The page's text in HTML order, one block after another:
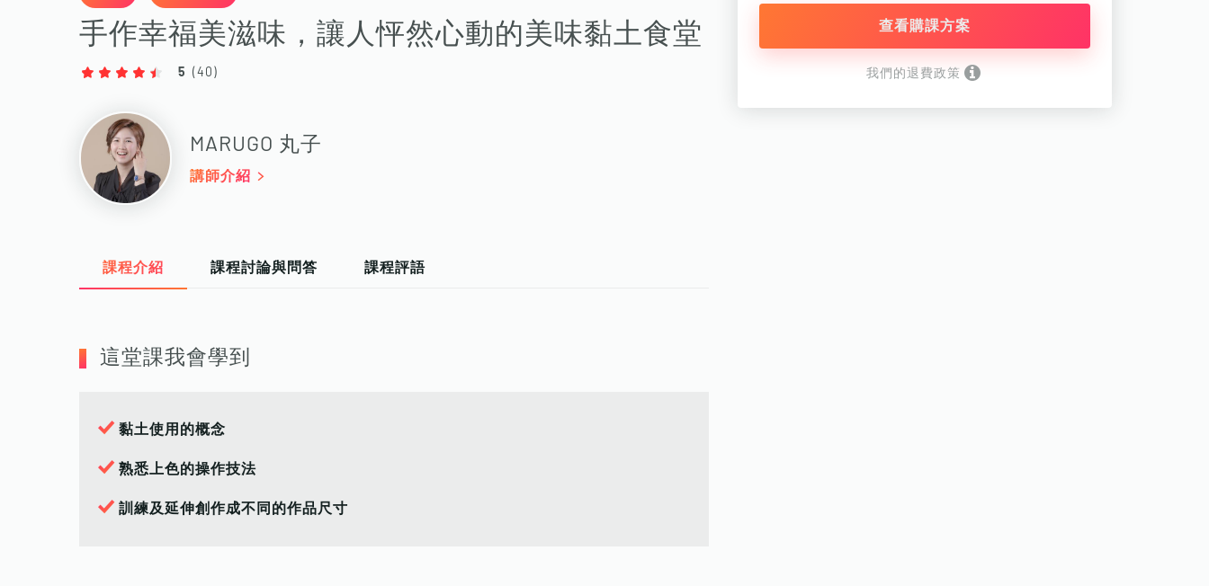
手作幸福美滋味，讓人怦然心動的美味黏土食堂
5 ( 40 )
MARUGO 丸子
講師介紹
課程介紹 課程討論與問答 課程評語
這堂課我會學到
黏土使用的概念
熟悉上色的操作技法
訓練及延伸創作成不同的作品尺寸
查看購課方案
我們的退費政策